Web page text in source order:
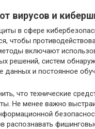
вирусов и
в сфере
чтобы
включают
решений, систем
данных и постоянное
что технические
Не менее важно
распознавать